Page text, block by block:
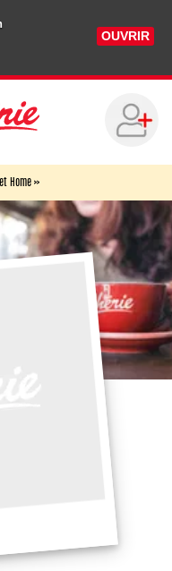
OUVRIR
Home »